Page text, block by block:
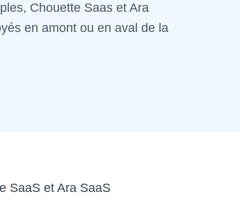
Chouette Saas et Ara
en amont ou en aval de la
SaaS et Ara SaaS